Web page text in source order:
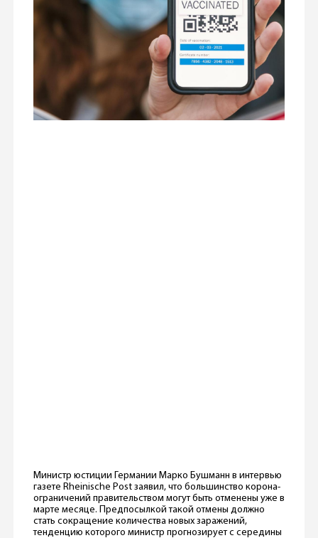
Министр юстиции Германии Марко Бушманн в интервью
газете Rheinische Post заявил, что большинство корона-
ограничений правительством могут быть отменены уже в
марте месяце. Предпосылкой такой отмены должно
стать сокращение количества новых заражений,
тенденцию которого министр прогнозирует с середины